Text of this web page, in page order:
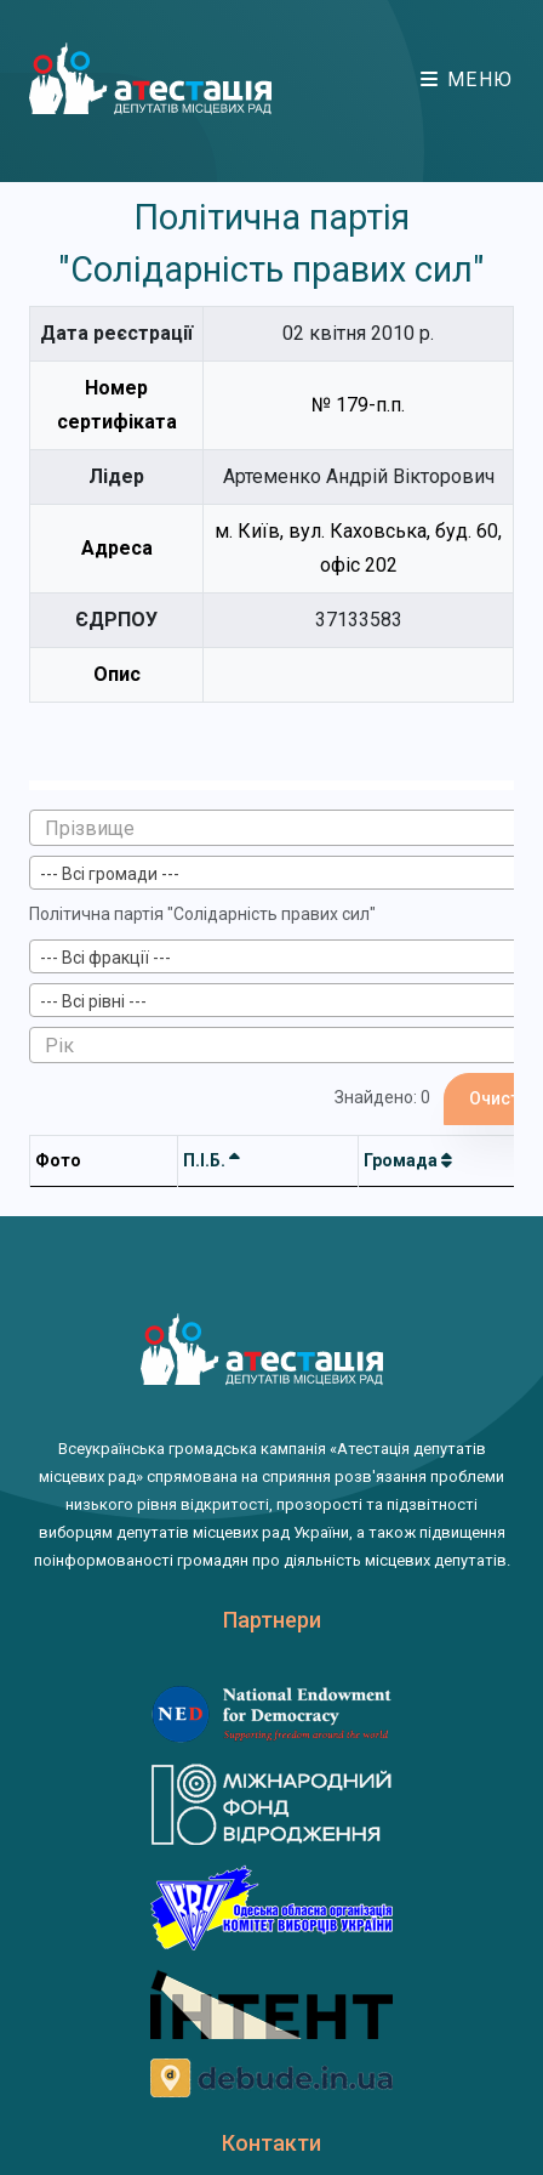
МЕНЮ
Політична партія
"Солідарність правих сил"
Дата реєстрації 02 квітня 2010 р.
Номер
сертифіката
№ 179-п.п.
Лідер Артеменко Андрій Вікторович
Адреса
м. Київ, вул. Каховська, буд. 60,
офіс 202
ЄДРПОУ 37133583
Опис
--- Всі громади ---
Політична партія "Солідарність правих сил"
--- Всі фракції ---
--- Всі рівні ---
Знайдено: 0
Фото П.І.Б. Громада
Всеукраїнська громадська кампанія «Атестація депутатів
місцевих рад» спрямована на сприяння розв'язання проблеми
низького рівня відкритості, прозорості та підзвітності
виборцям депутатів місцевих рад України, а також підвищення
поінформованості громадян про діяльність місцевих депутатів.
Партнери
Контакти